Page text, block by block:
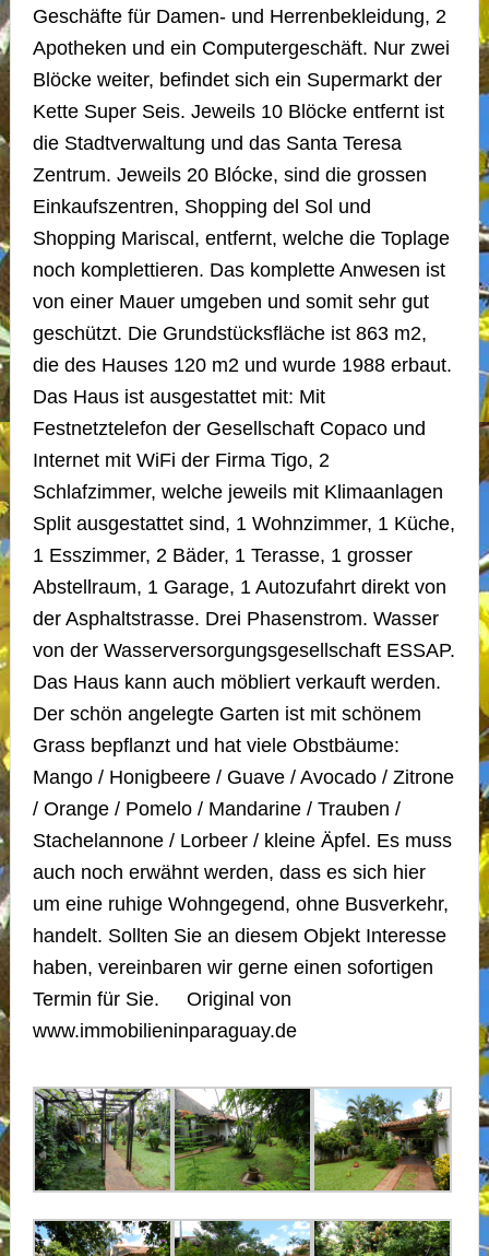
Geschäfte für Damen- und Herrenbekleidung, 2
Apotheken und ein Computergeschäft. Nur zwei
Blöcke weiter, befindet sich ein Supermarkt der
Kette Super Seis. Jeweils 10 Blöcke entfernt ist
die Stadtverwaltung und das Santa Teresa
Zentrum. Jeweils 20 Blócke, sind die grossen
Einkaufszentren, Shopping del Sol und
Shopping Mariscal, entfernt, welche die Toplage
noch komplettieren. Das komplette Anwesen ist
von einer Mauer umgeben und somit sehr gut
geschützt. Die Grundstücksfläche ist 863 m2,
die des Hauses 120 m2 und wurde 1988 erbaut.
Das Haus ist ausgestattet mit: Mit
Festnetztelefon der Gesellschaft Copaco und
Internet mit WiFi der Firma Tigo, 2
Schlafzimmer, welche jeweils mit Klimaanlagen
Split ausgestattet sind, 1 Wohnzimmer, 1 Küche,
1 Esszimmer, 2 Bäder, 1 Terasse, 1 grosser
Abstellraum, 1 Garage, 1 Autozufahrt direkt von
der Asphaltstrasse. Drei Phasenstrom. Wasser
von der Wasserversorgungsgesellschaft ESSAP.
Das Haus kann auch möbliert verkauft werden.
Der schön angelegte Garten ist mit schönem
Grass bepflanzt und hat viele Obstbäume:
Mango / Honigbeere / Guave / Avocado / Zitrone
/ Orange / Pomelo / Mandarine / Trauben /
Stachelannone / Lorbeer / kleine Äpfel. Es muss
auch noch erwähnt werden, dass es sich hier
um eine ruhige Wohngegend, ohne Busverkehr,
handelt. Sollten Sie an diesem Objekt Interesse
haben, vereinbaren wir gerne einen sofortigen
Termin für Sie. Original von
www.immobilieninparaguay.de